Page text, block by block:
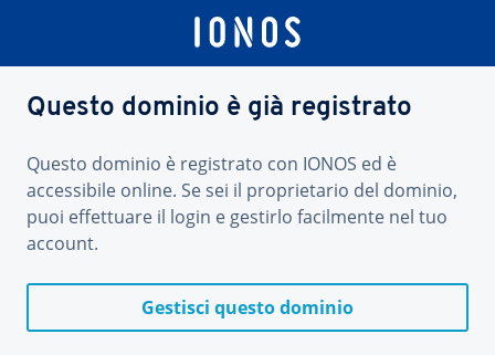
Questo dominio è già registrato
Questo dominio è registrato con IONOS ed è
accessibile online. Se sei il proprietario del dominio,
puoi effettuare il login e gestirlo facilmente nel tuo
account.
Gestisci questo dominio